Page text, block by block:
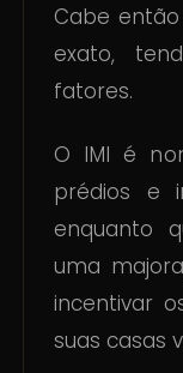
Cabe
exato,
fatores.
O IMI é
prédios e
enquanto
uma
incentivar
suas casas